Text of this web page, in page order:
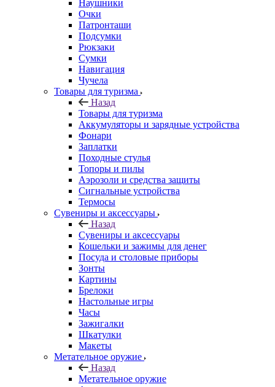
Наушники
Очки
Патронташи
Подсумки
Рюкзаки
Сумки
Навигация
Чучела
Товары для туризма
Назад
Товары для туризма
Аккумуляторы и зарядные устройства
Фонари
Заплатки
Походные стулья
Топоры и пилы
Аэрозоли и средства защиты
Сигнальные устройства
Термосы
Сувениры и аксессуары
Назад
Сувениры и аксессуары
Кошельки и зажимы для денег
Посуда и столовые приборы
Зонты
Картины
Брелоки
Настольные игры
Часы
Зажигалки
Шкатулки
Макеты
Метательное оружие
Назад
Метательное оружие